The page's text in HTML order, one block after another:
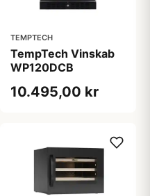
TEMPTECH
TempTech Vinskab
WP120DCB
10.495,00 kr